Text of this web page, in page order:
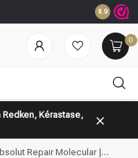
Vor 23:59
8.9
0
Redken, Kérastase,
du?
Repair Molecular |